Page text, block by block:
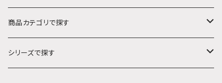
カ行
ガールズ＆パンツァー
サ行
商品カテゴリで探す
アクリルキーホルダー
シリーズで探す